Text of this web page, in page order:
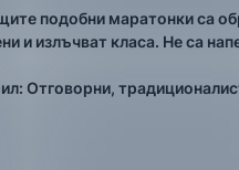
подобни маратонки са
и излъчват класа. Не са
Отговорни,